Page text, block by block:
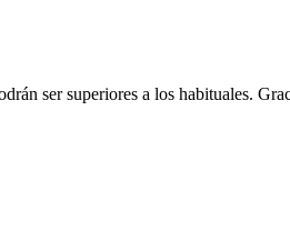
ser superiores a los habituales.